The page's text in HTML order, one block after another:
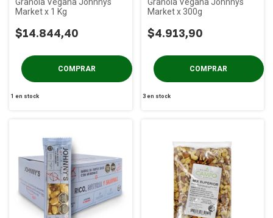
Market x 1 Kg
$14.844,40
1 en stock
Market x 300g
$4.913,90
3 en stock